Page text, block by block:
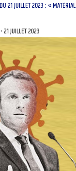
21 JUILLET 2023 : «
21 JUILLET 2023